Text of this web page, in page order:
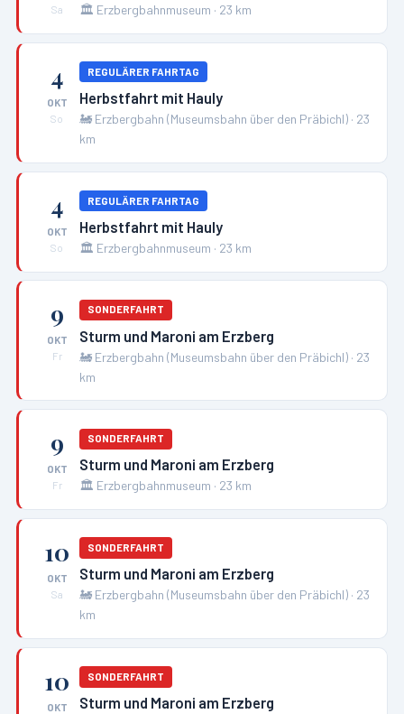
Sa
🏛️ Erzbergbahnmuseum · 23 km
4
OKT
So
REGULÄRER FAHRTAG
Herbstfahrt mit Hauly
🚂 Erzbergbahn (Museumsbahn über den Präbichl) · 23
km
4
OKT
So
REGULÄRER FAHRTAG
Herbstfahrt mit Hauly
🏛️ Erzbergbahnmuseum · 23 km
9
OKT
Fr
SONDERFAHRT
Sturm und Maroni am Erzberg
🚂 Erzbergbahn (Museumsbahn über den Präbichl) · 23
km
9
OKT
Fr
SONDERFAHRT
Sturm und Maroni am Erzberg
🏛️ Erzbergbahnmuseum · 23 km
10
OKT
Sa
SONDERFAHRT
Sturm und Maroni am Erzberg
🚂 Erzbergbahn (Museumsbahn über den Präbichl) · 23
km
10
OKT
SONDERFAHRT
Sturm und Maroni am Erzberg